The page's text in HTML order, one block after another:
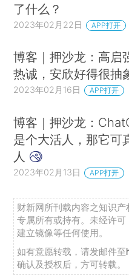
了什么？
2023年02月22日 APP打开
博客｜押沙龙：高启
热诚，安欣好得很抽
2023年02月16日 APP打开
博客｜押沙龙：
是个大活人，那它可
人
2023年02月13日 APP打开
财新网所刊载内容之知识
专属所有或持有。未经许
建立镜像等任何使用。
如有意愿转载，请发邮件至
确认及授权后，方可转载。